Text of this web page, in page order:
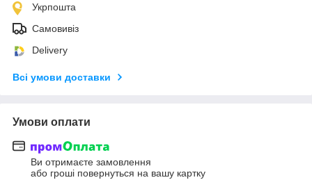
Укрпошта
Самовивіз
Delivery
Всі умови доставки
Умови оплати
Ви отримаєте замовлення
або гроші повернуться на вашу картку